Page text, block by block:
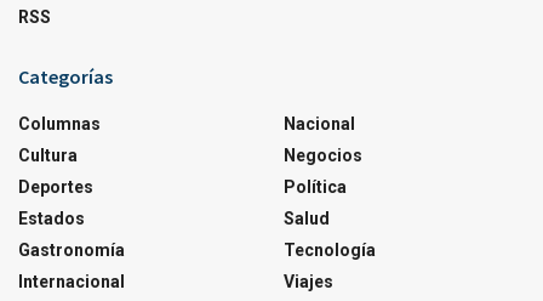
RSS
Categorías
Columnas
Cultura
Deportes
Estados
Gastronomía
Internacional
Nacional
Negocios
Política
Salud
Tecnología
Viajes